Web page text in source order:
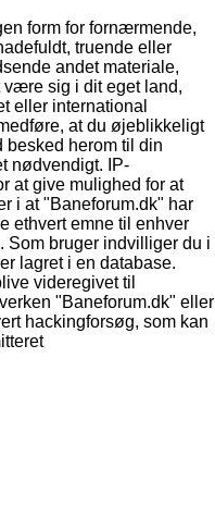
form for fornærmende,
truende eller
andet materiale,
være sig i dit eget land,
eller international
at du øjeblikkeligt
besked herom til din
nødvendigt. IP-
at give mulighed for at
i at "Baneforum.dk" har
ethvert emne til enhver
Som bruger indvilliger du i
lagret i en database.
videregivet til
"Baneforum.dk" eller
hackingforsøg, som kan